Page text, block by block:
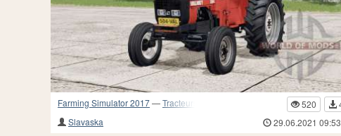
Farming Simulator 2017—Tracteurs 520
Slavaska
29.06.2021